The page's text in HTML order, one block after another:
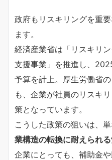
政府もリスキリングを重
ます。
経済産業省は「リスキリ
支援事業」を推進し、
予算を計上。厚生労働省
も、企業が社員のリスキ
策となっています。
こうした政策の狙いは、
業構造の転換に耐えられ
企業にとっても、補助金